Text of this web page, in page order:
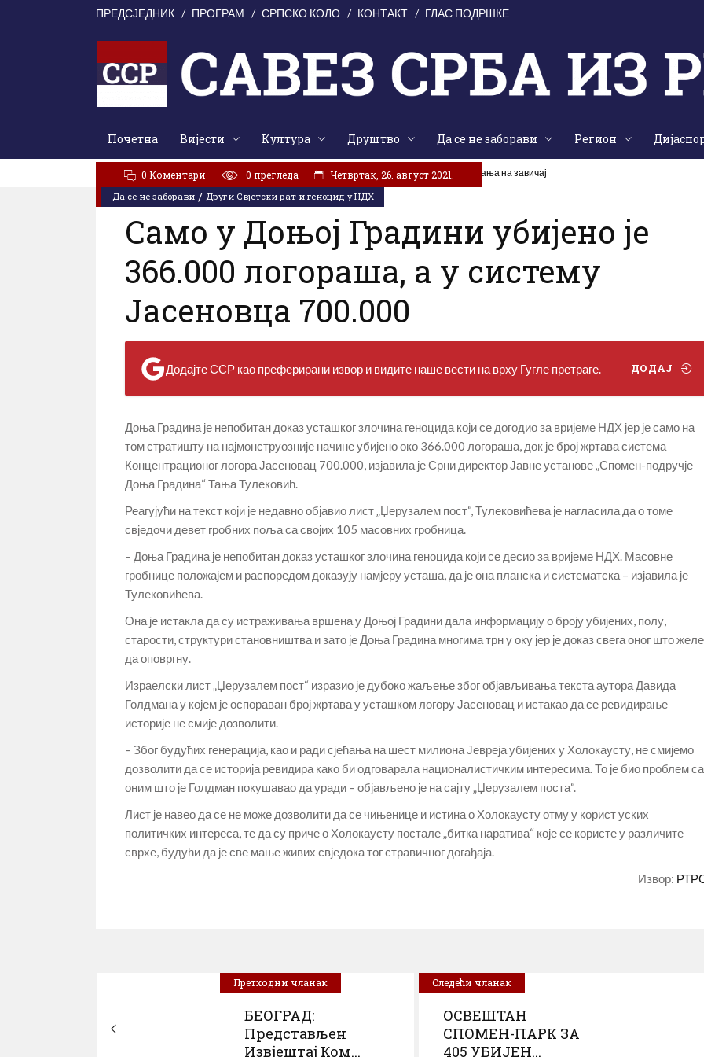
ПРЕДСЈЕДНИК ПРОГРАМ СРПСКО КОЛО КОНТАКТ ГЛАС ПОДРШКЕ
Почетна Вијести Култура Друштво Да се не заборави Регион
АКТУЕЛНО:
Свети Илија окупио Кордунаше: У духу заједништва, традиције и сјећања на завичај
Да се не заборави / Други Свјетски рат и геноцид у НДХ
0 Коментари 0 прегледа Четвртак, 26. август 2021.
Само у Доњој Градини убијено је
366.000 логораша, а у систему
Јасеновца 700.000
Додајте ССР као преферирани извор и видите наше вести на врху Гугле претраге. ДОДАЈ
Доња Градина је непобитан доказ усташког злочина геноцида који се догодио за вријеме НДХ јер је само на
том стратишту на најмонструозније начине убијено око 366.000 логораша, док је број жртава система
Концентрационог логора Јасеновац 700.000, изјавила је Срни директор Јавне установе „Спомен-подручје
Доња Градина“ Тања Тулековић.
Реагујући на текст који је недавно објавио лист „Џерузалем пост“, Тулековићева је нагласила да о томе
свједочи девет гробних поља са својих 105 масовних гробница.
– Доња Градина је непобитан доказ усташког злочина геноцида који се десио за вријеме НДХ. Масовне
гробнице положајем и распоредом доказују намјеру усташа, да је она планска и систематска – изјавила је
Тулековићева.
Она је истакла да су истраживања вршена у Доњој Градини дала информацију о броју убијених, полу,
старости, структури становништва и зато је Доња Градина многима трн у оку јер је доказ свега оног што желе
да оповргну.
Израелски лист „Џерузалем пост“ изразио је дубоко жаљење због објављивања текста аутора Давида
Голдмана у којем је оспораван број жртава у усташком логору Јасеновац и истакао да се ревидирање
историје не смије дозволити.
– Због будућих генерација, као и ради сјећања на шест милиона Јевреја убијених у Холокаусту, не смијемо
дозволити да се историја ревидира како би одговарала националистичким интересима. То је био проблем са
оним што је Голдман покушавао да уради – објављено је на сајту „Џерузалем поста“.
Лист је навео да се не може дозволити да се чињенице и истина о Холокаусту отму у корист уских
политичких интереса, те да су приче о Холокаусту постале „битка наратива“ које се користе у различите
сврхе, будући да је све мање живих свједока тог стравичног догађаја.
Извор:
Претходни чланак
БЕОГРАД:
Представљен
Извјештај Ком...
Следећи чланак
ОСВЕШТАН
СПОМЕН-ПАРК ЗА
405 УБИЈЕН...